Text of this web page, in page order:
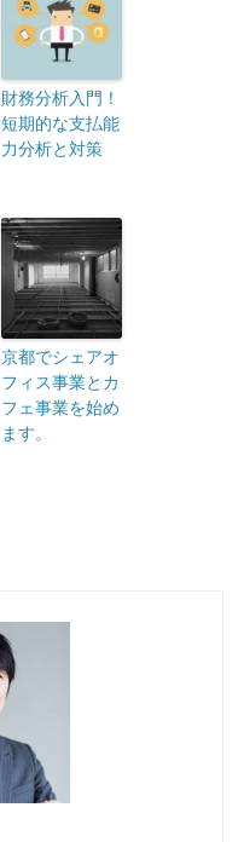
財務分析入門！
短期的な支払能
力分析と対策
京都でシェアオ
フィス事業とカ
フェ事業を始め
ます。